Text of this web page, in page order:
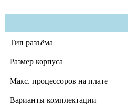
Тип разъёма
Размер корпуса
Макс. процессоров на плате
Варианты комплектации